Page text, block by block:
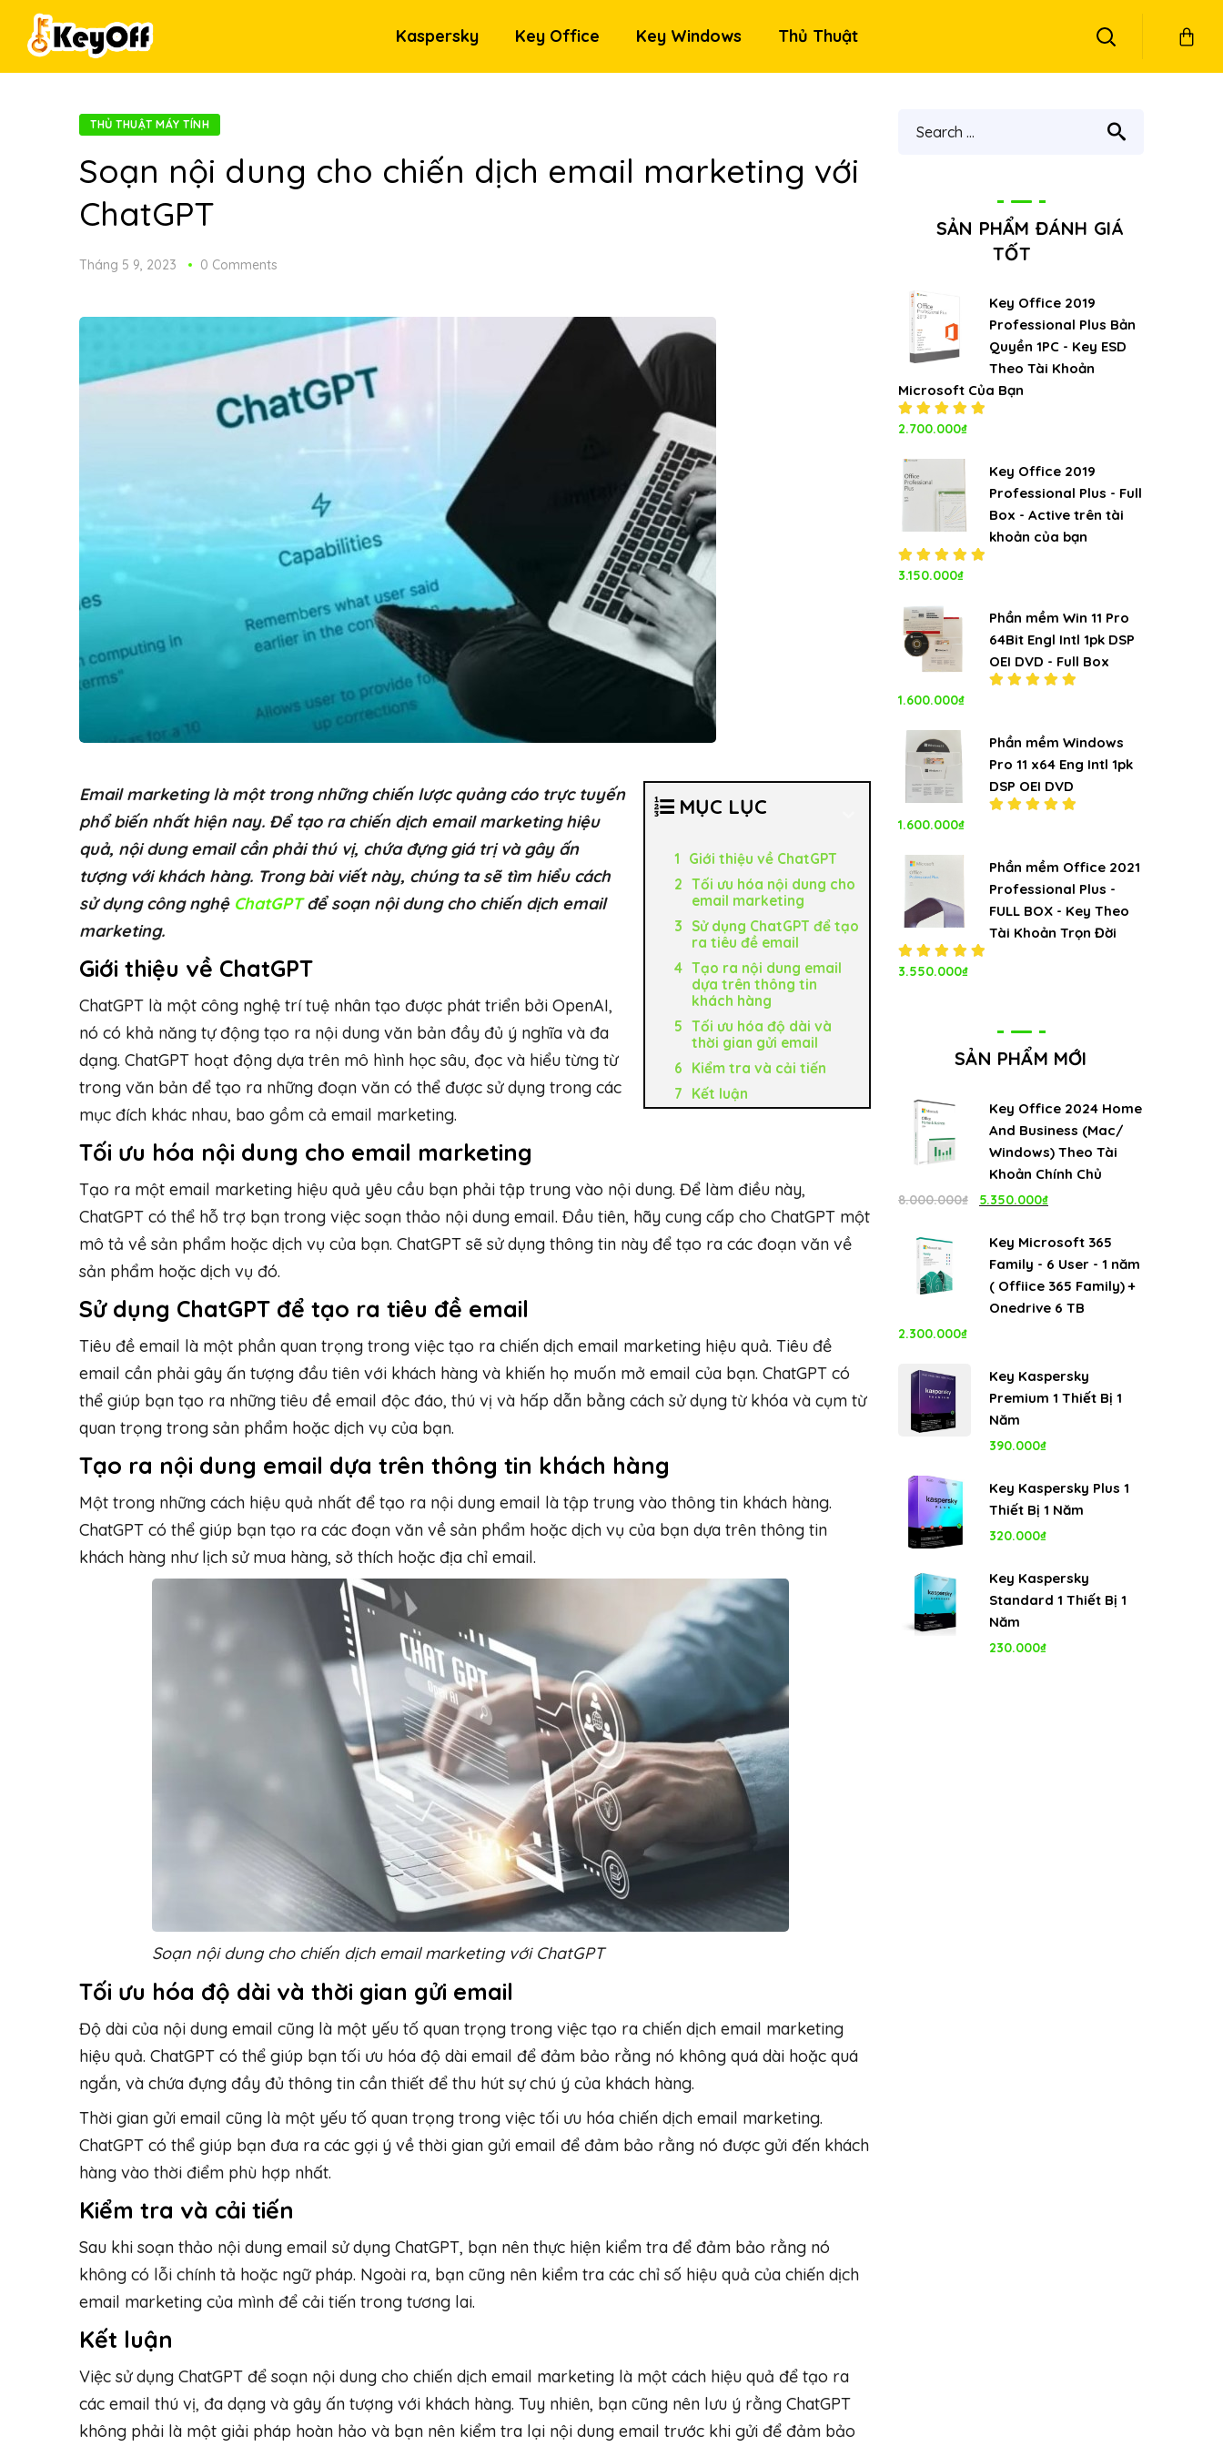
Kaspersky Key Office Key Windows Thủ Thuật
THỦ THUẬT MÁY TÍNH
Soạn nội dung cho chiến dịch email marketing với
ChatGPT
Tháng 5 9, 2023 0 Comments
MỤC LỤC
Giới thiệu về ChatGPT
Tối ưu hóa nội dung cho
email marketing
Sử dụng ChatGPT để tạo
ra tiêu đề email
Tạo ra nội dung email
dựa trên thông tin
khách hàng
Tối ưu hóa độ dài và
thời gian gửi email
Kiểm tra và cải tiến
Kết luận
Email marketing là một trong những chiến lược quảng cáo trực tuyến
phổ biến nhất hiện nay. Để tạo ra chiến dịch email marketing hiệu
quả, nội dung email cần phải thú vị, chứa đựng giá trị và gây ấn
tượng với khách hàng. Trong bài viết này, chúng ta sẽ tìm hiểu cách
sử dụng công nghệ ChatGPTđể soạn nội dung cho chiến dịch email
marketing.
Giới thiệu về ChatGPT
ChatGPT là một công nghệ trí tuệ nhân tạo được phát triển bởi OpenAI,
nó có khả năng tự động tạo ra nội dung văn bản đầy đủ ý nghĩa và đa
dạng. ChatGPT hoạt động dựa trên mô hình học sâu, đọc và hiểu từng từ
trong văn bản để tạo ra những đoạn văn có thể được sử dụng trong các
mục đích khác nhau, bao gồm cả email marketing.
Tối ưu hóa nội dung cho email marketing
Tạo ra một email marketing hiệu quả yêu cầu bạn phải tập trung vào nội dung. Để làm điều này,
ChatGPT có thể hỗ trợ bạn trong việc soạn thảo nội dung email. Đầu tiên, hãy cung cấp cho ChatGPT một
mô tả về sản phẩm hoặc dịch vụ của bạn. ChatGPT sẽ sử dụng thông tin này để tạo ra các đoạn văn về
sản phẩm hoặc dịch vụ đó.
Sử dụng ChatGPT để tạo ra tiêu đề email
Tiêu đề email là một phần quan trọng trong việc tạo ra chiến dịch email marketing hiệu quả. Tiêu đề
email cần phải gây ấn tượng đầu tiên với khách hàng và khiến họ muốn mở email của bạn. ChatGPT có
thể giúp bạn tạo ra những tiêu đề email độc đáo, thú vị và hấp dẫn bằng cách sử dụng từ khóa và cụm từ
quan trọng trong sản phẩm hoặc dịch vụ của bạn.
Tạo ra nội dung email dựa trên thông tin khách hàng
Một trong những cách hiệu quả nhất để tạo ra nội dung email là tập trung vào thông tin khách hàng.
ChatGPT có thể giúp bạn tạo ra các đoạn văn về sản phẩm hoặc dịch vụ của bạn dựa trên thông tin
khách hàng như lịch sử mua hàng, sở thích hoặc địa chỉ email.
Soạn nội dung cho chiến dịch email marketing với ChatGPT
Tối ưu hóa độ dài và thời gian gửi email
Độ dài của nội dung email cũng là một yếu tố quan trọng trong việc tạo ra chiến dịch email marketing
hiệu quả. ChatGPT có thể giúp bạn tối ưu hóa độ dài email để đảm bảo rằng nó không quá dài hoặc quá
ngắn, và chứa đựng đầy đủ thông tin cần thiết để thu hút sự chú ý của khách hàng.
Thời gian gửi email cũng là một yếu tố quan trọng trong việc tối ưu hóa chiến dịch email marketing.
ChatGPT có thể giúp bạn đưa ra các gợi ý về thời gian gửi email để đảm bảo rằng nó được gửi đến khách
hàng vào thời điểm phù hợp nhất.
Kiểm tra và cải tiến
Sau khi soạn thảo nội dung email sử dụng ChatGPT, bạn nên thực hiện kiểm tra để đảm bảo rằng nó
không có lỗi chính tả hoặc ngữ pháp. Ngoài ra, bạn cũng nên kiểm tra các chỉ số hiệu quả của chiến dịch
email marketing của mình để cải tiến trong tương lai.
Kết luận
Việc sử dụng ChatGPT để soạn nội dung cho chiến dịch email marketing là một cách hiệu quả để tạo ra
các email thú vị, đa dạng và gây ấn tượng với khách hàng. Tuy nhiên, bạn cũng nên lưu ý rằng ChatGPT
không phải là một giải pháp hoàn hảo và bạn nên kiểm tra lại nội dung email trước khi gửi để đảm bảo
SẢN PHẨM ĐÁNH GIÁ
TỐT
Key Office 2019
Professional Plus Bản
Quyền 1PC - Key ESD
Theo Tài Khoản
Microsoft Của Bạn
Được xếp
sao
2.700.000₫
Key Office 2019
Professional Plus - Full
Box - Active trên tài
khoản của bạn
Được xếp
sao
3.150.000₫
Phần mềm Win 11 Pro
64Bit Engl Intl 1pk DSP
OEI DVD - Full Box
sao
1.600.000₫
Phần mềm Windows
Pro 11 x64 Eng Intl 1pk
DSP OEI DVD
sao
1.600.000₫
Phần mềm Office 2021
Professional Plus -
FULL BOX - Key Theo
Tài Khoản Trọn Đời
Được xếp
3.550.000₫
SẢN PHẨM MỚI
Key Office 2024 Home
And Business (Mac/
Windows) Theo Tài
Khoản Chính Chủ
8.000.000₫
Giá
là:
8.000.000₫.
5.350.000₫
tại
là:
5.350.000₫.
Key Microsoft 365
Family - 6 User - 1 năm
( Offiice 365 Family) +
Onedrive 6 TB
2.300.000₫
Key Kaspersky
Premium 1 Thiết Bị 1
Năm
390.000₫
Key Kaspersky Plus 1
Thiết Bị 1 Năm
320.000₫
Key Kaspersky
Standard 1 Thiết Bị 1
Năm
230.000₫